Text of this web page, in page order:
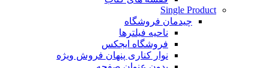
Single Product
چیدمان فروشگاه
ناحیه فیلترها
فروشگاه ایجکس
نوار کناری پنهان فروش ویژه